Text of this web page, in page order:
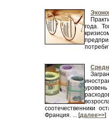
года.
соотечественники
Франция. ... [далее>>]